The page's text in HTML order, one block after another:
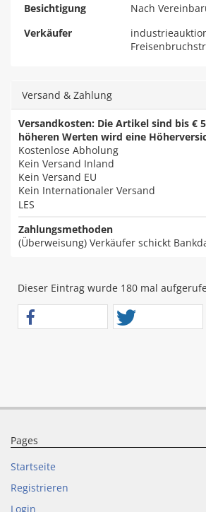
Besichtigung
Nach
Verkäufer
Versand & Zahlung
Versandkosten: Die Artikel sind bis €
höheren Werten wird eine
Kostenlose Abholung
Kein Versand Inland
Kein Versand EU
Kein Internationaler Versand
LES
Zahlungsmethoden
(Überweisung) Verkäufer schickt
Dieser Eintrag wurde 180 mal
Pages
Startseite
Registrieren
Login